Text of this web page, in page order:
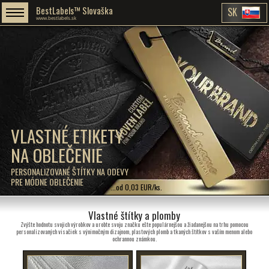
VLASTNÉ ETIKETY
NA OBLEČENIE
PERSONALIZOVANÉ ŠTÍTKY NA ODEVY
PRE MÓDNE OBLEČENIE
BestLabels™ Slovaška
www.bestlabels.sk SK
...od 0,03 EUR/ks.
Vlastné štítky a plomby
Zvýšte hodnotu svojich výrobkov a urobte svoju značku ešte populárnejšou a žiadanejšou na trhu pomocou
personalizovaných visačiek s výnimočným dizajnom, plastových plomb a tkaných štítkov s vaším menom alebo
ochrannou známkou.